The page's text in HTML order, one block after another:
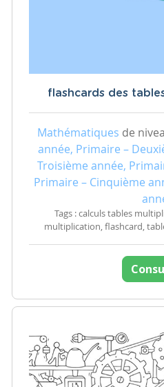
flashcards des
Mathématiques de
année, Primaire –
Troisième année,
Primaire – Cinquième
Tags : calculs tables
multiplication, flashcard,